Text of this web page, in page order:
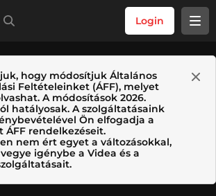
Login
hogy módosítjuk Általános
Feltételeinket (ÁFF), melyet
A módosítások 2026.
hatályosak. A szolgáltatásaink
Ön elfogadja a
ÁFF rendelkezéseit.
nem ért egyet a változásokkal,
igénybe a Videa és a